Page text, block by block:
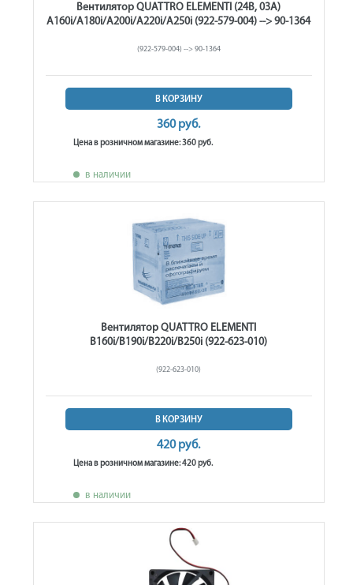
Вентилятор QUATTRO ELEMENTI (24В, 03А)
A160i/A180i/A200i/A220i/A250i (922-579-004) --> 90-1364
(922-579-004) --> 90-1364
В КОРЗИНУ
360 руб.
Цена в розничном магазине: 360 руб.
в наличии
Вентилятор QUATTRO ELEMENTI
B160i/B190i/B220i/B250i (922-623-010)
(922-623-010)
В КОРЗИНУ
420 руб.
Цена в розничном магазине: 420 руб.
в наличии